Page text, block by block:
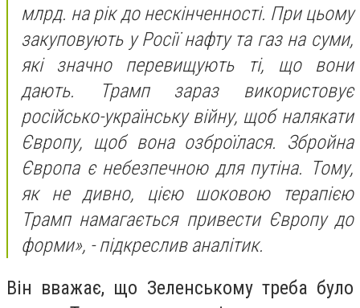
млрд. на рік до нескінченності. При цьому
закуповують у Росії нафту та газ на суми,
які значно перевищують ті, що вони
дають. Трамп зараз використовує
російсько-українську війну, щоб налякати
Європу, щоб вона озброїлася. Збройна
Європа є небезпечною для путіна. Тому,
як не дивно, цією шоковою терапією
Трамп намагається привести Європу до
форми», - підкреслив аналітик.
Він вважає, що Зеленському треба було